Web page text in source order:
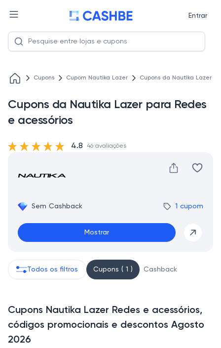
Entrar
Cupons Cupom Nautika Lazer Cupons da Nautika Lazer
Cupons da Nautika Lazer para Redes
e acessórios
Sem Cashback 1 cupom
Mostrar
4.8 46 avaliações
Todos os filtros Cupons ( 1 ) Cashback
Cupons Nautika Lazer Redes e acessórios,
códigos promocionais e descontos Agosto
2026